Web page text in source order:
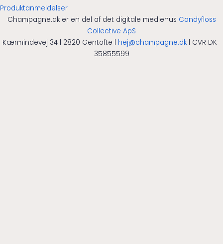
Produktanmeldelser
Champagne.dk er en del af det digitale mediehus Candyfloss
Collective ApS
Kærmindevej 34 | 2820 Gentofte | hej@champagne.dk | CVR DK-
35855599